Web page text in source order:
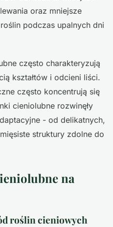
oraz mniejsze
podczas upalnych dni
często charakteryzują
kształtów i odcieni liści.
często koncentrują się
cieniolubne rozwinęły
- od delikatnych,
struktury zdolne do
na
roślin cieniowych